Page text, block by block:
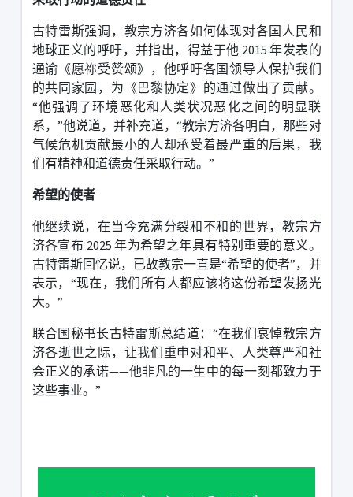
古特雷斯强调，教宗方济各如何体现对各国人民和
地球正义的呼吁，并指出，得益于他 2015年发表的
通谕《愿祢受赞颂》，他呼吁各国领导人保护我们
的共同家园，为《巴黎协定》的通过做出了贡献。
“他强调了环境恶化和人类状况恶化之间的明显联
系， ”他说道，并补充道，“教宗方济各明白，那些对
气候危机贡献最小的人却承受着最严重的后果，我
们有精神和道德责任采取行动。 ”
希望的使者
他继续说，在当今充满分裂和不和的世界，教宗方
济各宣布 2025年为希望之年具有特别重要的意义。
古特雷斯回忆说，已故教宗一直是“希望的使者”，并
表示， “现在，我们所有人都应该将这份希望发扬光
大。 ”
联合国秘书长古特雷斯总结道： “在我们哀悼教宗方
济各逝世之际，让我们重申对和平、人类尊严和社
会正义的承诺——他非凡的一生中的每一刻都致力于
这些事业。 ”